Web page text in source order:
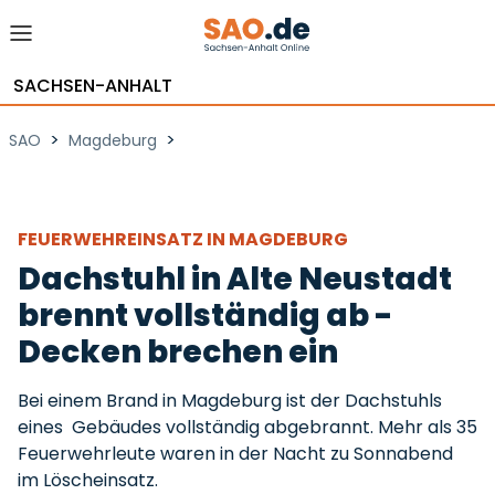
SACHSEN-ANHALT
SAO > Magdeburg >
FEUERWEHREINSATZ IN MAGDEBURG
Dachstuhl in Alte Neustadt
brennt vollständig ab -
Decken brechen ein
Bei einem Brand in Magdeburg ist der Dachstuhls
eines Gebäudes vollständig abgebrannt. Mehr als 35
Feuerwehrleute waren in der Nacht zu Sonnabend
im Löscheinsatz.